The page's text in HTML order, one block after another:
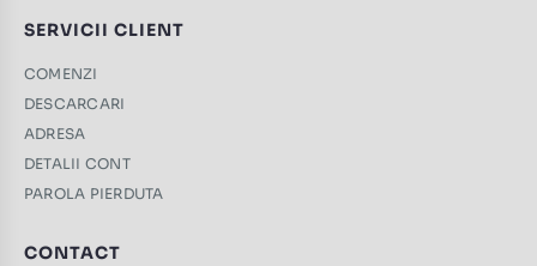
SERVICII CLIENT
COMENZI
DESCARCARI
ADRESA
DETALII CONT
PAROLA PIERDUTA
CONTACT